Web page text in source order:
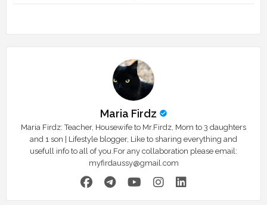
Maria Firdz
Maria Firdz: Teacher, Housewife to Mr.Firdz, Mom to 3 daughters
and 1 son | Lifestyle blogger, Like to sharing everything and
usefull info to all of you.For any collaboration please email:
myfirdaussy@gmail.com